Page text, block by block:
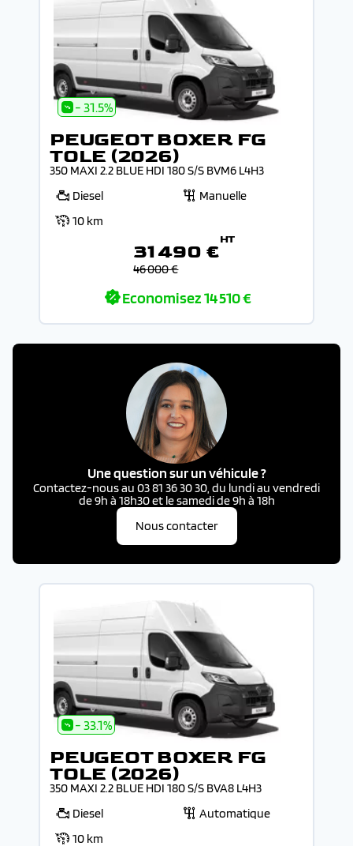
- 31.5%
PEUGEOT BOXER FG
TOLE (2026)
350 MAXI 2.2 BLUE HDI 180 S/S BVM6 L4H3
Diesel
Manuelle
10 km
31 490 €
HT
46 000 €
Economisez14 510 €
Une question sur un véhicule ?
Contactez-nous au 03 81 36 30 30, du lundi au vendredi
de 9h à 18h30 et le samedi de 9h à 18h
Nous contacter
- 33.1%
PEUGEOT BOXER FG
TOLE (2026)
350 MAXI 2.2 BLUE HDI 180 S/S BVA8 L4H3
Diesel
Automatique
10 km